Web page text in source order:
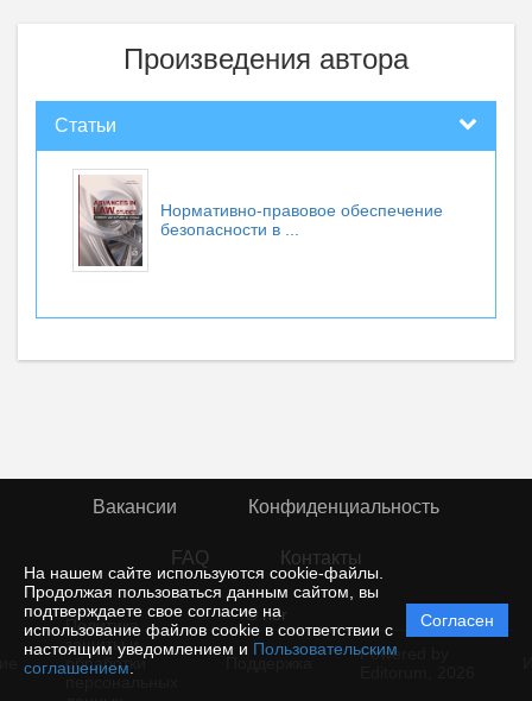
На нашем сайте используются cookie-файлы.
Продолжая пользоваться данным сайтом, вы
подтверждаете свое согласие на
использование файлов cookie в соответствии с
настоящим уведомлением и Пользовательским
соглашением
Согласен
Произведения автора
Статьи
Нормативно-правовое обеспечение
безопасности в ...
Вакансии Конфиденциальность
FAQ Контакты
© rior
Политика
защиты и
обработки
Powered by